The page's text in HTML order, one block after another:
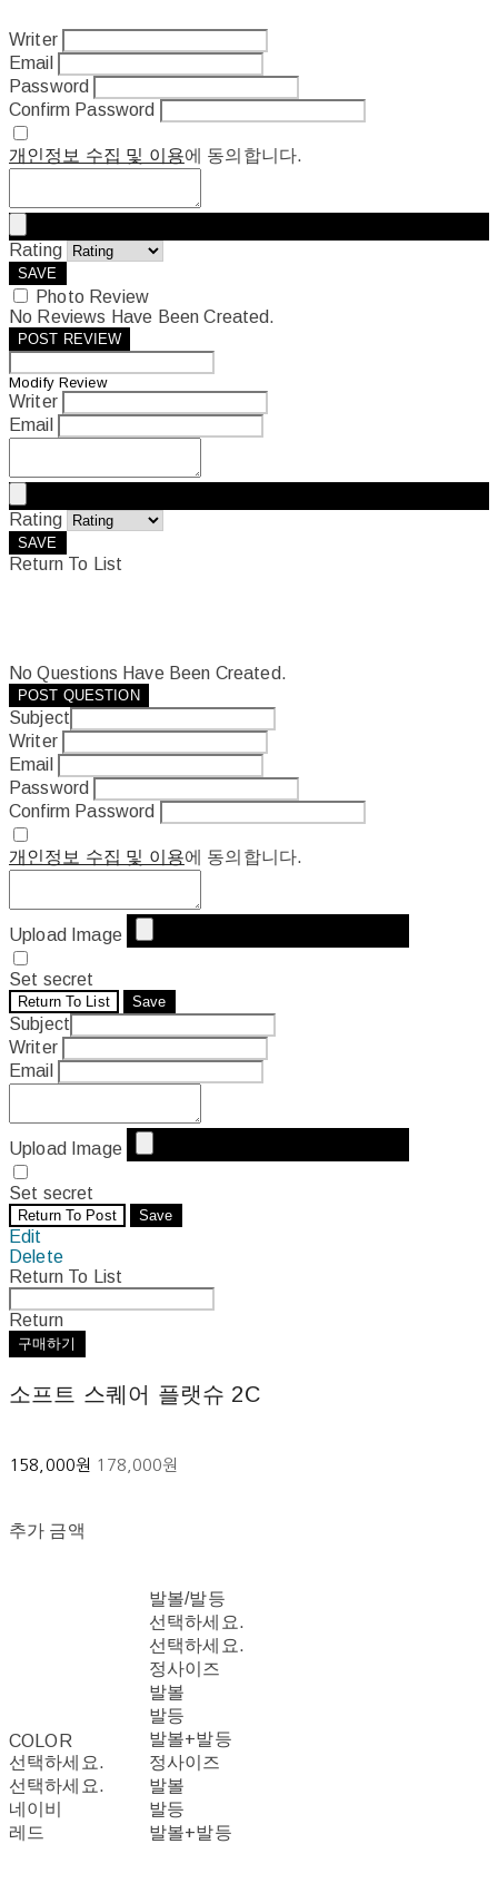
Writer
Email
Password
Confirm Password
개인정보 수집 및 이용에 동의합니다.
Rating
SAVE
Photo Review
No Reviews Have Been Created.
POST REVIEW
Modify Review
Writer
Email
Rating
SAVE
Return To List
No Questions Have Been Created.
POST QUESTION
Subject
Writer
Email
Password
Confirm Password
개인정보 수집 및 이용에 동의합니다.
Upload Image
Set secret
Return To List Save
Subject
Writer
Email
Upload Image
Set secret
Return To Post Save
Edit
Delete
Return To List
Return
구매하기
소프트 스퀘어 플랫슈 2C
158,000원 178,000원
추가 금액
COLOR
선택하세요.
선택하세요.
네이비
레드
발볼/발등
선택하세요.
선택하세요.
정사이즈
발볼
발등
발볼+발등
정사이즈
발볼
발등
발볼+발등